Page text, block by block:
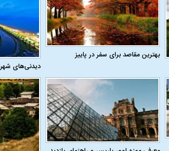
بهترین مقاصد برای سفر در پاییز
دیدنی‌های